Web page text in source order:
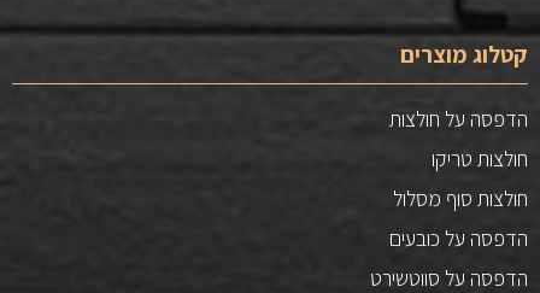
קטלוג מוצרים
הדפסה על חולצות
חולצות טריקו
חולצות סוף מסלול
הדפסה על כובעים
הדפסה על סווטשירט